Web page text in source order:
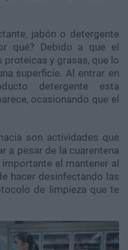
jabón o detergente
qué? Debido a que el
proteicas y grasas, que lo
superficie. Al entrar en
detergente esta
ocasionando que el
son actividades que
a pesar de la cuarentena
el mantener al
hacer desinfectando las
de limpieza que te